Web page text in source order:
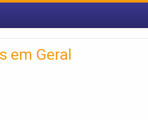
em Geral